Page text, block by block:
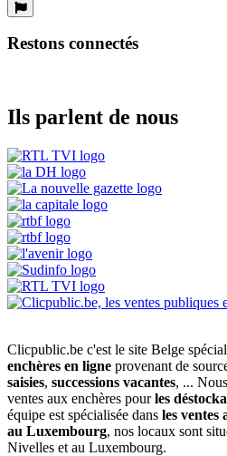
Restons connectés
Ils parlent de nous
Clicpublic.be c'est le site Belge
enchères en ligne provenant de
saisies, successions vacantes, ...
ventes aux enchères pourles
équipe est spécialisée dans les ventes
au Luxembourg, nos locaux sont
Nivelles et au Luxembourg.